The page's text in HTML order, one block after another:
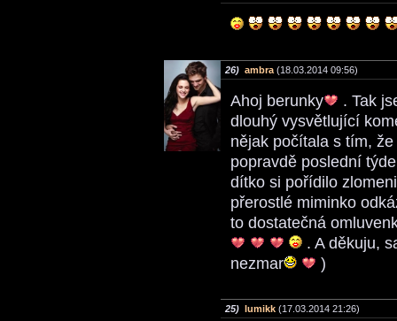
26) ambra (18.03.2014 09:56)
Ahoj berunky
. Tak
dlouhý vysvětlující
nějak počítala s tím,
popravdě poslední
dítko si pořídilo
přerostlé miminko
to dostatečná
. A děkuju,
nezmar
)
25) lumikk (17.03.2014 21:26)